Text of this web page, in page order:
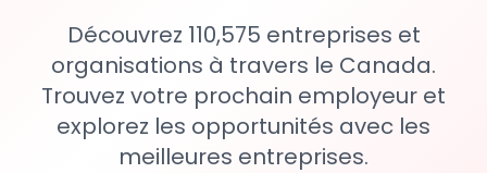
Découvrez 110,575 entreprises et
organisations à travers le Canada.
Trouvez votre prochain employeur et
explorez les opportunités avec les
meilleures entreprises.